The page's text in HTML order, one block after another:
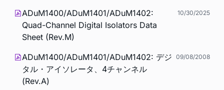
ADuM1400/ADuM1401/ADuM1402:
Quad-Channel Digital Isolators Data
Sheet (Rev.M)
10/30/2025
ADuM1400/ADuM1401/ADuM1402: デジ
タル・アイソレータ、4チャンネル
(Rev.A)
09/08/2008